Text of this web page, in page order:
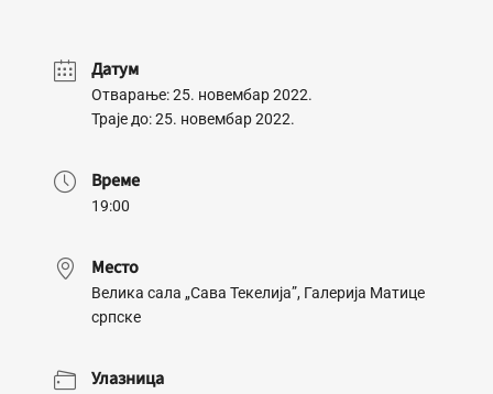
Датум
Отварање: 25. новембар 2022.
Траје до: 25. новембар 2022.
Време
19:00
Место
Велика сала „Сава Текелија”, Галерија Матице
српске
Улазница